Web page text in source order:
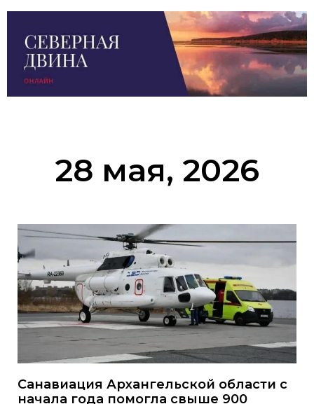
28 мая, 2026
Санавиация Архангельской области с
начала года помогла свыше 900